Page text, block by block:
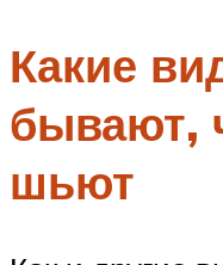
Какие
бывают,
шьют